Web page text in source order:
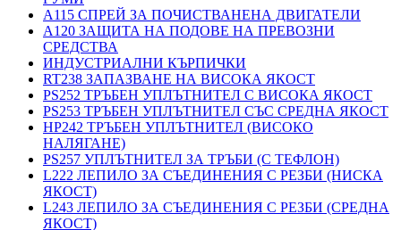
A115 СПРЕЙ ЗА ПОЧИСТВАНЕНА ДВИГАТЕЛИ
A120 ЗАЩИТА НА ПОДОВЕ НА ПРЕВОЗНИ
СРЕДСТВА
ИНДУСТРИАЛНИ КЪРПИЧКИ
RT238 ЗАПАЗВАНЕ НА ВИСОКА ЯКОСТ
PS252 ТРЪБЕН УПЛЪТНИТЕЛ С ВИСОКА ЯКОСТ
PS253 ТРЪБЕН УПЛЪТНИТЕЛ СЪС СРЕДНА ЯКОСТ
HP242 ТРЪБЕН УПЛЪТНИТЕЛ (ВИСОКО
НАЛЯГАНЕ)
PS257 УПЛЪТНИТЕЛ ЗА ТРЪБИ (С ТЕФЛОН)
L222 ЛЕПИЛО ЗА СЪЕДИНЕНИЯ С РЕЗБИ (НИСКА
ЯКОСТ)
L243 ЛЕПИЛО ЗА СЪЕДИНЕНИЯ С РЕЗБИ (СРЕДНА
ЯКОСТ)